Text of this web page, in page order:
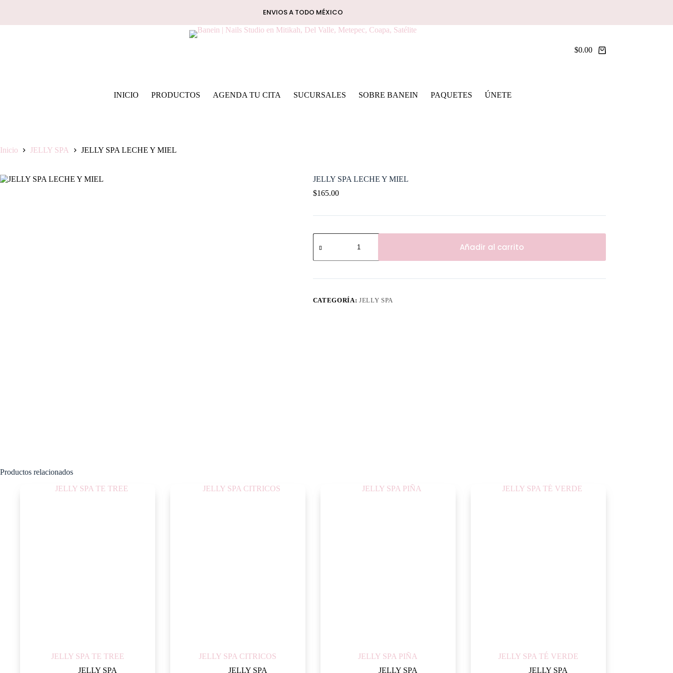
ENVIOS A TODO MÉXICO
Shopping
$0.00
INICIO PRODUCTOS AGENDA TU CITA SUCURSALES SOBRE BANEIN PAQUETES ÚNETE
Inicio JELLY SPA JELLY SPA LECHE Y MIEL
JELLY SPA LECHE Y MIEL
$165.00
JELLY
SPA
Y
cantidad
Añadir al carrito
CATEGORÍA: JELLY SPA
Productos relacionados
JELLY SPA TE TREE
JELLY SPA
JELLY SPA CITRICOS
JELLY SPA
JELLY SPA PIÑA
JELLY SPA
JELLY SPA TÉ VERDE
JELLY SPA